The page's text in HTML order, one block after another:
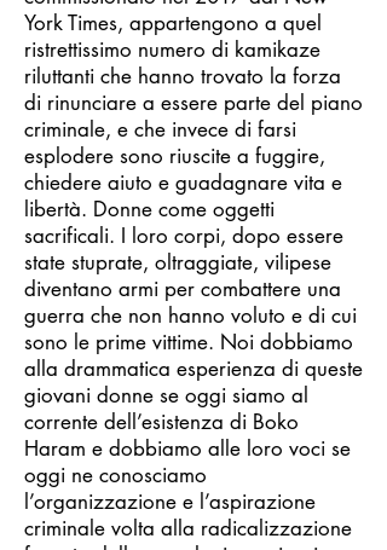
York Times, appartengono a quel
ristrettissimo numero di kamikaze
riluttanti che hanno trovato la forza
di rinunciare a essere parte del piano
criminale, e che invece di farsi
esplodere sono riuscite a fuggire,
chiedere aiuto e guadagnare vita e
libertà. Donne come oggetti
sacrificali. I loro corpi, dopo essere
state stuprate, oltraggiate, vilipese
diventano armi per combattere una
guerra che non hanno voluto e di cui
sono le prime vittime. Noi dobbiamo
alla drammatica esperienza di queste
giovani donne se oggi siamo al
corrente dell’esistenza di Boko
Haram e dobbiamo alle loro voci se
oggi ne conosciamo
l’organizzazione e l’aspirazione
criminale volta alla radicalizzazione